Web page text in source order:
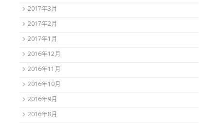
2017年3月
2017年2月
2017年1月
2016年12月
2016年11月
2016年10月
2016年9月
2016年8月